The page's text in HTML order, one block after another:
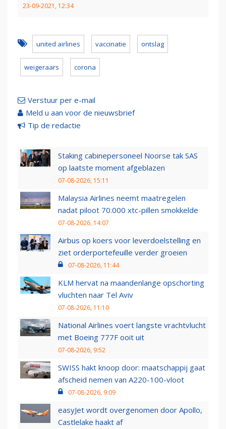
23-09-2021, 12:34
united airlines vaccinatie ontslag
weigeraars corona
Verstuur per e-mail
Meld u aan voor de nieuwsbrief
Tip de redactie
Staking cabinepersoneel Noorse tak SAS
op laatste moment afgeblazen
07-08-2026, 15:11
Malaysia Airlines neemt maatregelen
nadat piloot 70.000 xtc-pillen smokkelde
07-08-2026, 14:07
Airbus op koers voor leverdoelstelling en
ziet orderportefeuille verder groeien
07-08-2026, 11:44
KLM hervat na maandenlange opschorting
vluchten naar Tel Aviv
07-08-2026, 11:10
National Airlines voert langste vrachtvlucht
met Boeing 777F ooit uit
07-08-2026, 9:52
SWISS hakt knoop door: maatschappij gaat
afscheid nemen van A220-100-vloot
07-08-2026, 9:09
easyJet wordt overgenomen door Apollo,
Castlelake haakt af